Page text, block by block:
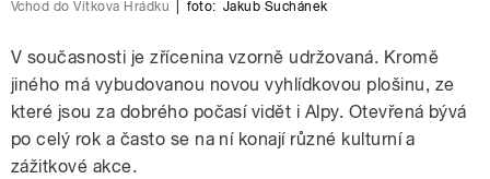
Vchod do Vítkova Hrádku foto: Jakub Suchánek
V současnosti je zřícenina vzorně udržovaná. Kromě
jiného má vybudovanou novou vyhlídkovou plošinu, ze
které jsou za dobrého počasí vidět i Alpy. Otevřená bývá
po celý rok a často se na ní konají různé kulturní a
zážitkové akce.